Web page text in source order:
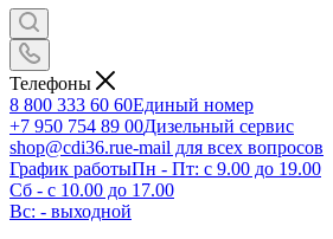
Телефоны
8 800 333 60 60Единый номер
+7 950 754 89 00Дизельный сервис
shop@cdi36.rue-mail для всех вопросов
График работыПн - Пт: с 9.00 до 19.00
Сб - с 10.00 до 17.00
Вс: - выходной